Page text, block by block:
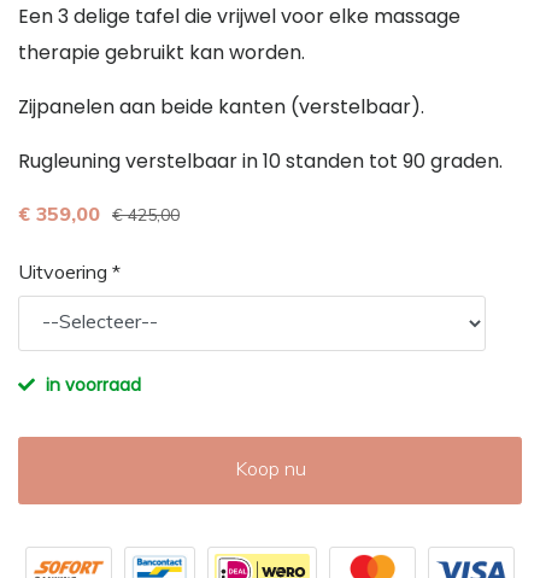
Een 3 delige tafel die vrijwel voor elke massage
therapie gebruikt kan worden.
Zijpanelen aan beide kanten (verstelbaar).
Rugleuning verstelbaar in 10 standen tot 90 graden.
€ 359,00 € 425,00
Uitvoering *
in voorraad
Koop nu